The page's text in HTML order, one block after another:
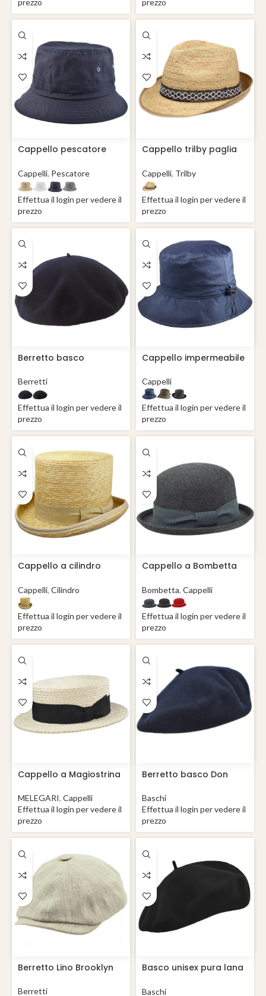
prezzo prezzo
Cappello pescatore
Cappelli, Pescatore
Effettua il login per vedere il
prezzo
Cappello trilby paglia
Cappelli, Trilby
Effettua il login per vedere il
prezzo
Berretto basco
piatto 24 cm Pino
Berretti
Effettua il login per vedere il
prezzo
Cappello impermeabile
Cappelli
Effettua il login per vedere il
prezzo
Cappello a cilindro
Cappelli, Cilindro
Effettua il login per vedere il
prezzo
Cappello a Bombetta
Bombetta, Cappelli
Effettua il login per vedere il
prezzo
Cappello a Magiostrina
MELEGARI, Cappelli
Effettua il login per vedere il
prezzo
Berretto basco Don
Baschi
Effettua il login per vedere il
prezzo
Berretto Lino Brooklyn
Berretti
Basco unisex pura lana
Baschi